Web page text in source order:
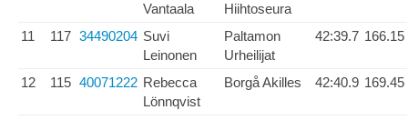
Vantaala
Hiihtoseura
11 117 34490204 Suvi
Leinonen
Paltamon
Urheilijat
42:39.7 166.15
12 115 40071222 Rebecca
Lönnqvist
Borgå Akilles 42:40.9 169.45